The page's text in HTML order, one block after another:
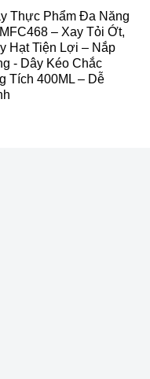
Thực Phẩm Đa Năng
– Xay Tỏi Ớt,
Hạt Tiện Lợi – Nắp
- Dây Kéo Chắc
Tích 400ML – Dễ